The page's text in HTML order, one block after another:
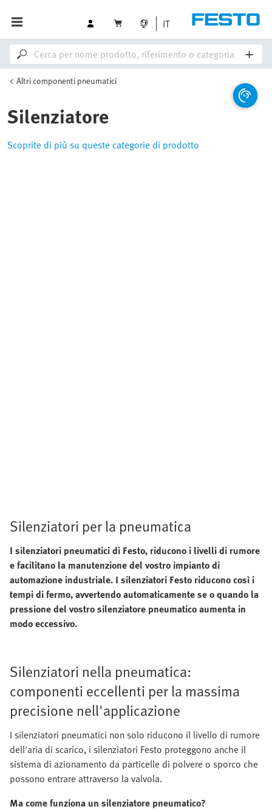
IT
Altri componenti pneumatici
Silenziatore
Scoprite di più su queste categorie di prodotto
Silenziatori per la pneumatica
I silenziatori pneumatici di Festo, riducono i livelli di rumore
e facilitano la manutenzione del vostro impianto di
automazione industriale. I silenziatori Festo riducono così i
tempi di fermo, avvertendo automaticamente se o quando la
pressione del vostro silenziatore pneumatico aumenta in
modo eccessivo.
Silenziatori nella pneumatica:
componenti eccellenti per la massima
precisione nell'applicazione
I silenziatori pneumatici non solo riducono il livello di rumore
dell'aria di scarico, i silenziatori Festo proteggono anche il
sistema di azionamento da particelle di polvere o sporco che
possono entrare attraverso la valvola.
Ma come funziona un silenziatore pneumatico?